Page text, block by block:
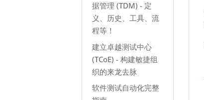
据管理 (TDM) - 定
义、历史、工具、流
程等！
建立卓越测试中心
(TCoE) - 构建敏捷组
织的来龙去脉
软件测试自动化完整